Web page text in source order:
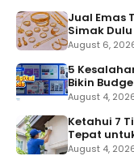
Jual Emas
Simak Dulu
August 6,
5
Bikin
August 4,
Ketahui 7
Tepat
August 4,